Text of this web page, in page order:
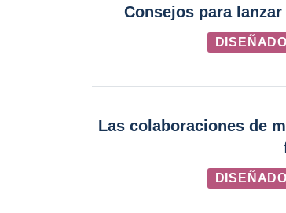
Consejos para
Las colaboraciones de